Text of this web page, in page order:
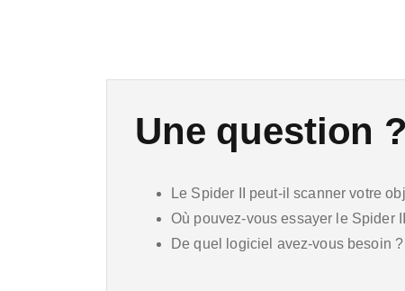
Une question ?
Le Spider II peut-il scanner votre
Où pouvez-vous essayer le Spider
De quel logiciel avez-vous besoin ?